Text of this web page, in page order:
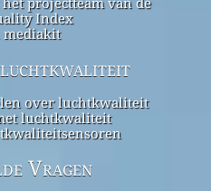
Index
mediakit
luchtkwaliteit
over luchtkwaliteit
luchtkwaliteit
Vragen